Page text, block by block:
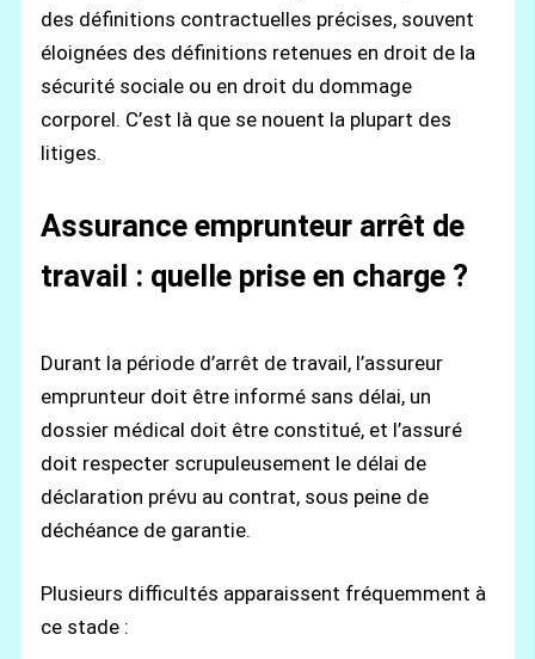
des définitions contractuelles précises, souvent
éloignées des définitions retenues en droit de la
sécurité sociale ou en droit du dommage
corporel. C’est là que se nouent la plupart des
litiges.
Assurance emprunteur arrêt de
travail : quelle prise en charge ?
Durant la période d’arrêt de travail, l’assureur
emprunteur doit être informé sans délai, un
dossier médical doit être constitué, et l’assuré
doit respecter scrupuleusement le délai de
déclaration prévu au contrat, sous peine de
déchéance de garantie.
Plusieurs difficultés apparaissent fréquemment à
ce stade :